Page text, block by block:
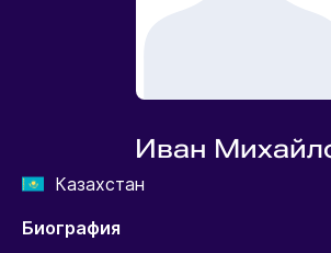
Иван
Казахстан
Биография